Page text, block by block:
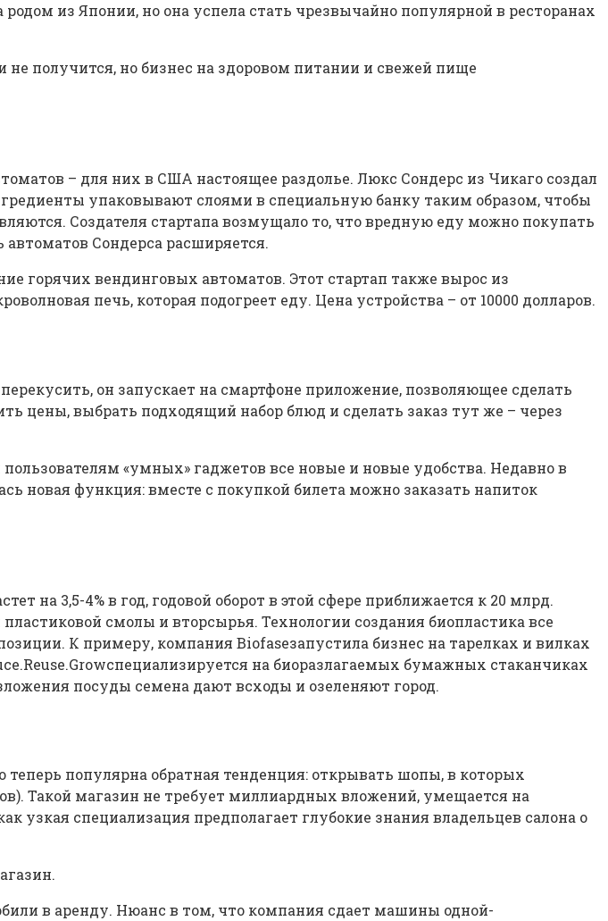
из Японии, но она успела стать чрезвычайно популярной в ресторанах
получится, но бизнес на здоровом питании и свежей пище
– для них в США настоящее раздолье. Люкс Сондерс из Чикаго создал
упаковывают слоями в специальную банку таким образом, чтобы
Создателя стартапа возмущало то, что вредную еду можно покупать
Сондерса расширяется.
вендинговых автоматов. Этот стартап также вырос из
печь, которая подогреет еду. Цена устройства – от 10000 долларов.
он запускает на смартфоне приложение, позволяющее сделать
цены, выбрать подходящий набор блюд и сделать заказ тут же – через
«умных» гаджетов все новые и новые удобства. Недавно в
функция: вместе с покупкой билета можно заказать напиток
на 3,5-4% в год, годовой оборот в этой сфере приближается к 20 млрд.
смолы и вторсырья. Технологии создания биопластика все
К примеру, компания Biofaseзапустила бизнес на тарелках и вилках
на биоразлагаемых бумажных стаканчиках
посуды семена дают всходы и озеленяют город.
популярна обратная тенденция: открывать шопы, в которых
Такой магазин не требует миллиардных вложений, умещается на
узкая специализация предполагает глубокие знания владельцев салона о
в аренду. Нюанс в том, что компания сдает машины одной-